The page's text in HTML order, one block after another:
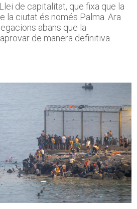
de capitalitat, que fixa que la
la ciutat és només Palma. Ara
abans que la
de manera definitiva.